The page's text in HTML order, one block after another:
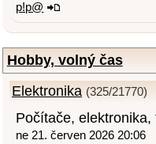
p!p@
Hobby, volný čas
Elektronika (325/21770)
Počítače,
ne 21. červen 2026 20:06